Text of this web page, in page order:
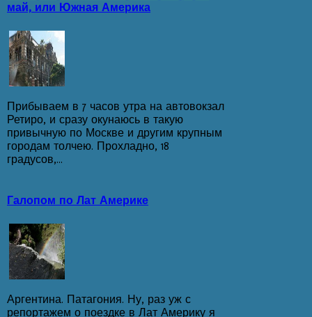
май, или Южная Америка
Прибываем в 7 часов утра на автовокзал
Ретиро, и сразу окунаюсь в такую
привычную по Москве и другим крупным
городам толчею. Прохладно, 18
градусов,...
Галопом по Лат Америке
Аргентина. Патагония. Ну, раз уж с
репортажем о поездке в Лат Америку я